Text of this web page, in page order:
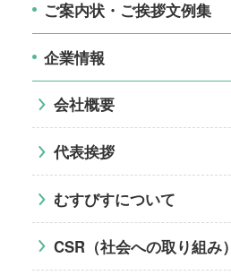
ご案内状・ご挨拶文例集
企業情報
会社概要
代表挨拶
むすびすについて
CSR（社会への取り組み）